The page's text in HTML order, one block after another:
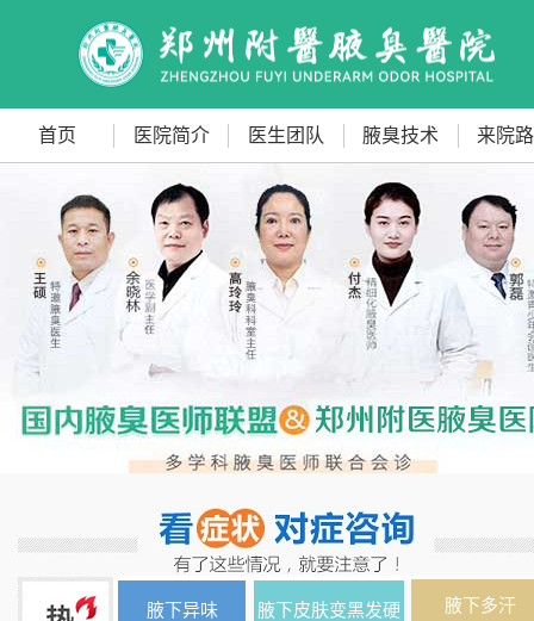
首页 医院简介 医生团队 腋臭技术 来院
腋下异味 腋下皮肤变黑发硬 腋下多汗